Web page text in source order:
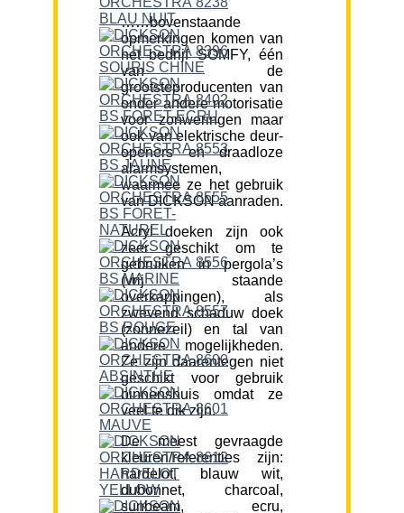
……bovenstaande
opmerkingen komen van
het bedrijf SOMFY, één
van de
grootsteproducenten van
onder andere motorisatie
voor zonweringen maar
ook van elektrische deur-
openers en draadloze
alarmsystemen,
waarmee ze het gebruik
van DICKSON aanraden.
Acryl doeken zijn ook
zeer geschikt om te
gebruiken in pergola’s
(vrij staande
overkappingen), als
zwevend schaduw doek
(zonnezeil) en tal van
andere mogelijkheden.
Ze zijn daarentegen niet
geschikt voor gebruik
binnenshuis omdat ze
veel te dik zijn.
De meest gevraagde
kleuren/referenties zijn:
hardelot, blauw wit,
dubonnet, charcoal,
sunbeam, ecru,